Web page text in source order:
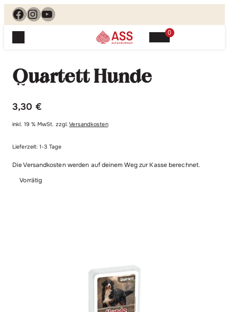
Facebook
Instagram
YouTube
0
Spielkarten
Klassische Spiele
Lernspiele
Service
Anfrage
Shop
Shopübersicht
Alle Produkte im Überblick
Kontakt
Suchen, finden, spielen. Jetzt & hier.
nach:
Quartett Hunde
3,30 €
inkl. 19 % MwSt. zzgl.Versandkosten
Lieferzeit:1-3 Tage
Die Versandkosten werden auf deinem Weg zur Kasse berechnet.
Vorrätig